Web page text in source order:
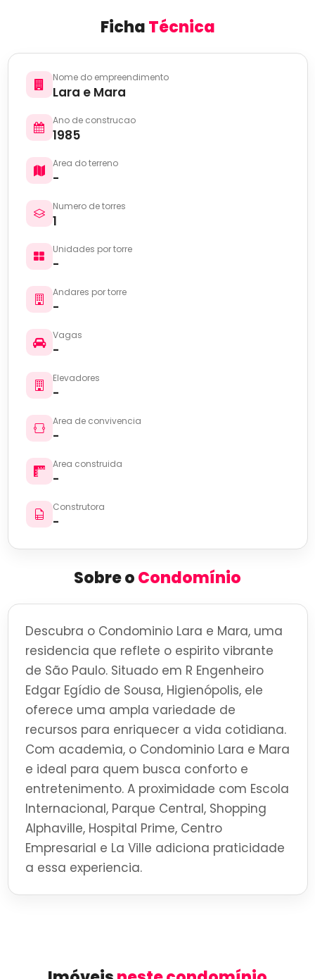
FichaTécnica
Nome do empreendimento
Lara e Mara
Ano de construcao
1985
Area do terreno
-
Numero de torres
1
Unidades por torre
-
Andares por torre
-
Vagas
-
Elevadores
-
Area de convivencia
-
Area construida
-
Construtora
-
Sobre oCondomínio
Descubra o Condominio Lara e Mara, uma
residencia que reflete o espirito vibrante
de São Paulo. Situado em R Engenheiro
Edgar Egídio de Sousa, Higienópolis, ele
oferece uma ampla variedade de
recursos para enriquecer a vida cotidiana.
Com academia, o Condominio Lara e Mara
e ideal para quem busca conforto e
entretenimento. A proximidade com Escola
Internacional, Parque Central, Shopping
Alphaville, Hospital Prime, Centro
Empresarial e La Ville adiciona praticidade
a essa experiencia.